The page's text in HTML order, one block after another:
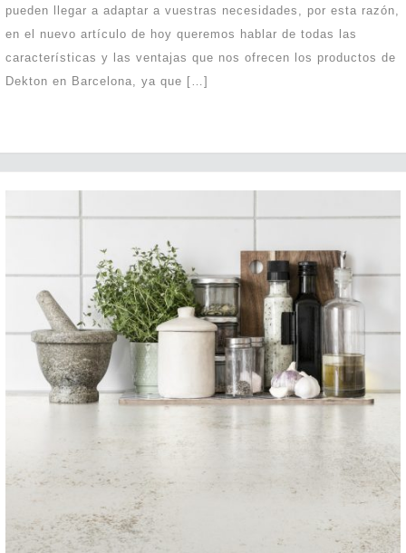
pueden llegar a adaptar a vuestras necesidades, por esta razón,
en el nuevo artículo de hoy queremos hablar de todas las
características y las ventajas que nos ofrecen los productos de
Dekton en Barcelona, ya que […]